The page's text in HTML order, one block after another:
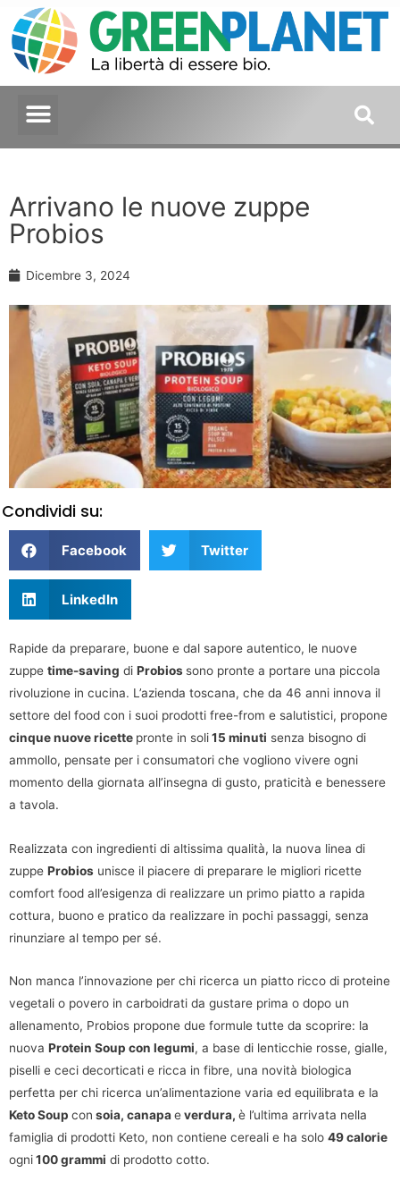
Arrivano le nuove zuppe
Probios
Dicembre 3, 2024
Condividi su:
Facebook Twitter
LinkedIn
Rapide da preparare, buone e dal sapore autentico, le nuove
zuppe time-saving di Probios sono pronte a portare una piccola
rivoluzione in cucina. L’azienda toscana, che da 46 anni innova il
settore del food con i suoi prodotti free-from e salutistici, propone
cinque nuove ricette pronte in soli15 minuti senza bisogno di
ammollo, pensate per i consumatori che vogliono vivere ogni
momento della giornata all’insegna di gusto, praticità e benessere
a tavola.
Realizzata con ingredienti di altissima qualità, la nuova linea di
zuppe Probios unisce il piacere di preparare le migliori ricette
comfort food all’esigenza di realizzare un primo piatto a rapida
cottura, buono e pratico da realizzare in pochi passaggi, senza
rinunziare al tempo per sé.
Non manca l’innovazione per chi ricerca un piatto ricco di proteine
vegetali o povero in carboidrati da gustare prima o dopo un
allenamento, Probios propone due formule tutte da scoprire: la
nuova Protein Soup con legumi, a base di lenticchie rosse, gialle,
piselli e ceci decorticati e ricca in fibre, una novità biologica
perfetta per chi ricerca un’alimentazione varia ed equilibrata e la
Keto Soup con soia, canapaeverdura, è l’ultima arrivata nella
famiglia di prodotti Keto, non contiene cereali e ha solo 49 calorie
ogni100 grammi di prodotto cotto.